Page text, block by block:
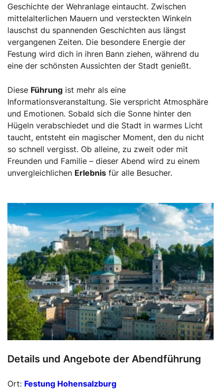
Geschichte der Wehranlage eintaucht. Zwischen
mittelalterlichen Mauern und versteckten Winkeln
lauschst du spannenden Geschichten aus längst
vergangenen Zeiten. Die besondere Energie der
Festung wird dich in ihren Bann ziehen, während du
eine der schönsten Aussichten der Stadt genießt.
Diese Führung ist mehr als eine
Informationsveranstaltung. Sie verspricht Atmosphäre
und Emotionen. Sobald sich die Sonne hinter den
Hügeln verabschiedet und die Stadt in warmes Licht
taucht, entsteht ein magischer Moment, den du nicht
so schnell vergisst. Ob alleine, zu zweit oder mit
Freunden und Familie – dieser Abend wird zu einem
unvergleichlichen Erlebnis für alle Besucher.
Details und Angebote der Abendführung
Ort: Festung Hohensalzburg